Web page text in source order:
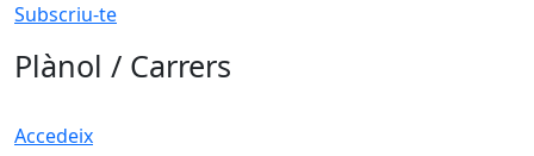
Subscriu-te
Plànol / Carrers
Accedeix